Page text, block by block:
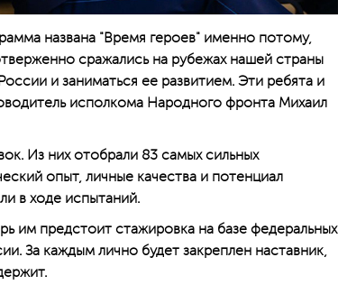
названа "Время героев" именно потому,
сражались на рубежах нашей страны
и заниматься ее развитием. Эти ребята и
исполкома Народного фронта Михаил
Из них отобрали 83 самых сильных
опыт, личные качества и потенциал
в ходе испытаний.
им предстоит стажировка на базе федеральных
За каждым лично будет закреплен наставник,